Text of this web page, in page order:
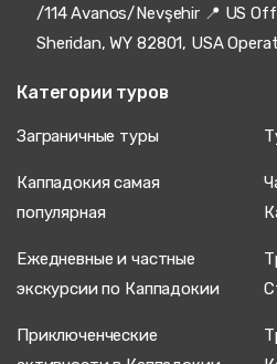
/114 Avanos/Nevşehir 📍 US
Sheridan, WY 82801, USA
Категории туров
Заграничные туры
Каппадокия самая
популярная
Ежедневные и частные
экскурсии по Каппадокии
Приключенческие